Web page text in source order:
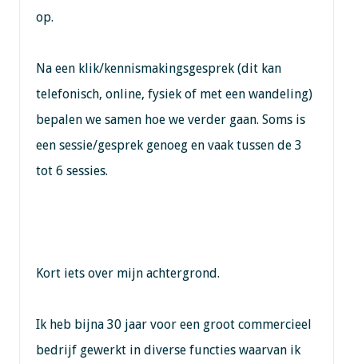
op.
Na een klik/kennismakingsgesprek (dit kan
telefonisch, online, fysiek of met een wandeling)
bepalen we samen hoe we verder gaan. Soms is
een sessie/gesprek genoeg en vaak tussen de 3
tot 6 sessies.
Kort iets over mijn achtergrond.
Ik heb bijna 30 jaar voor een groot commercieel
bedrijf gewerkt in diverse functies waarvan ik